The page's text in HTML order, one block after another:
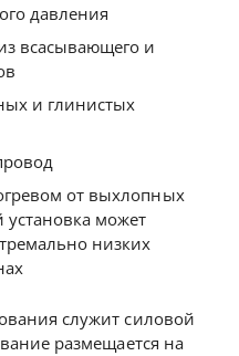
давления
всасывающего и
и глинистых
от выхлопных
установка может
низких
служит силовой
размещается на